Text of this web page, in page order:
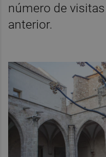
número de
anterior.